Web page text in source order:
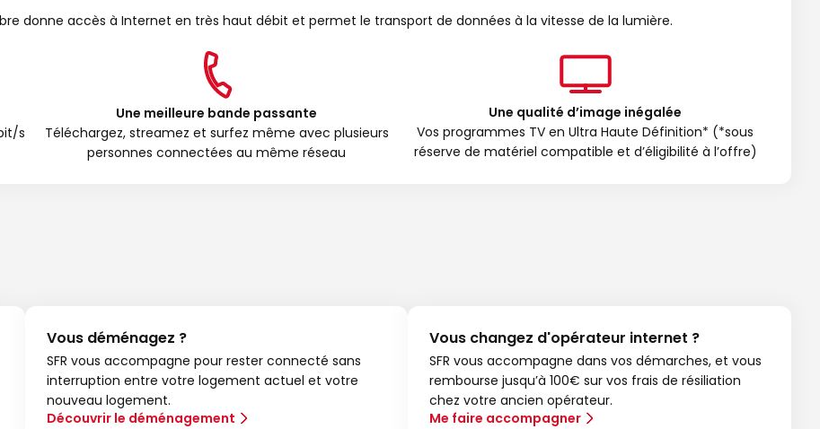
donne accès à Internet en très haut débit et permet le transport de données à la vitesse de la lumière.
s
Une meilleure bande passante
Téléchargez, streamez et surfez même avec plusieurs
personnes connectées au même réseau
Une qualité d’image inégalée
Vos programmes TV en Ultra Haute Définition* (*sous
réserve de matériel compatible et d’éligibilité à l’offre)
Vous déménagez ?
SFR vous accompagne pour rester connecté sans
interruption entre votre logement actuel et votre
nouveau logement.
Découvrir le déménagement
Vous changez d'opérateur internet ?
SFR vous accompagne dans vos démarches, et vous
rembourse jusqu’à 100€ sur vos frais de résiliation
chez votre ancien opérateur.
Me faire accompagner